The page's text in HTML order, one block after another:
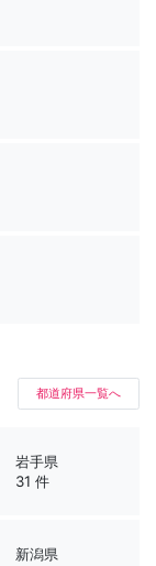
都道府県一覧へ
岩手県
31 件
新潟県